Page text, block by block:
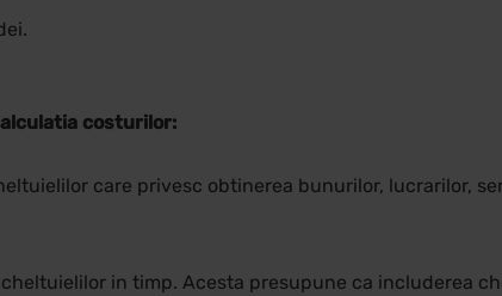
costurilor:
care privesc obtinerea bunurilor, lucrarilor,
in timp. Acesta presupune ca includerea